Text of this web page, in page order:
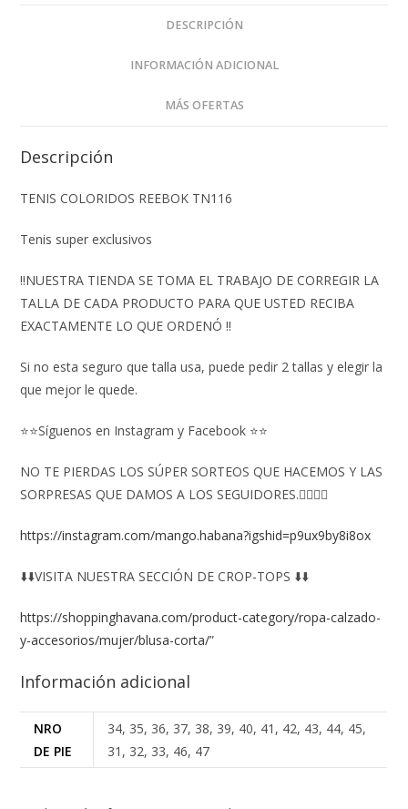
DESCRIPCIÓN
INFORMACIÓN ADICIONAL
MÁS OFERTAS
Descripción
TENIS COLORIDOS REEBOK TN116
Tenis super exclusivos
‼️NUESTRA TIENDA SE TOMA EL TRABAJO DE CORREGIR LA
TALLA DE CADA PRODUCTO PARA QUE USTED RECIBA
EXACTAMENTE LO QUE ORDENÓ ‼️
Si no esta seguro que talla usa, puede pedir 2 tallas y elegir la
que mejor le quede.
⭐⭐Síguenos en Instagram y Facebook ⭐⭐
NO TE PIERDAS LOS SÚPER SORTEOS QUE HACEMOS Y LAS
SORPRESAS QUE DAMOS A LOS SEGUIDORES.👇🏻👇🏻
https://instagram.com/mango.habana?igshid=p9ux9by8i8ox
⬇️⬇️VISITA NUESTRA SECCIÓN DE CROP-TOPS ⬇️⬇️
https://shoppinghavana.com/product-category/ropa-calzado-
y-accesorios/mujer/blusa-corta/”
Información adicional
NRO
DE PIE
34, 35, 36, 37, 38, 39, 40, 41, 42, 43, 44, 45,
31, 32, 33, 46, 47